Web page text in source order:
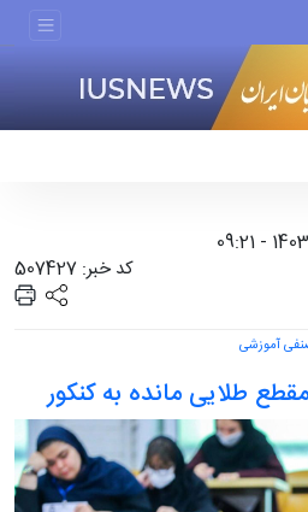
کد خبر: 507427
آموزشی
طلایی مانده به کنکور